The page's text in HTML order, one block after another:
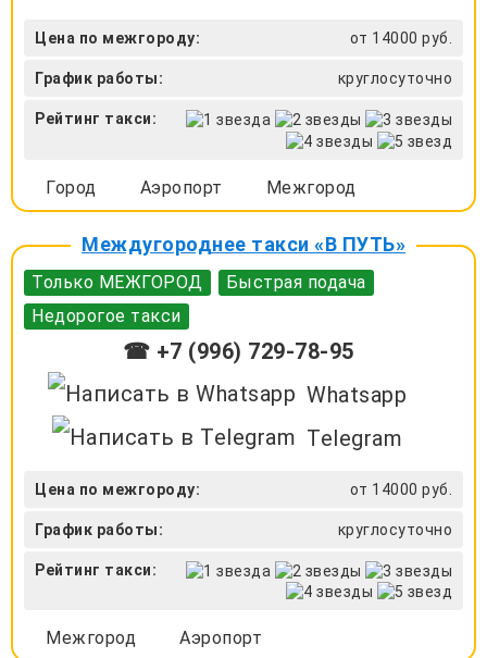
Цена по межгороду: от 14000 руб.
График работы: круглосуточно
Рейтинг такси:
Город Аэропорт Межгород
Междугороднее такси «В ПУТЬ»
Только МЕЖГОРОД
Быстрая подача
Недорогое такси
☎ +7 (996) 729-78-95
Whatsapp
Telegram
Цена по межгороду: от 14000 руб.
График работы: круглосуточно
Рейтинг такси:
Межгород Аэропорт